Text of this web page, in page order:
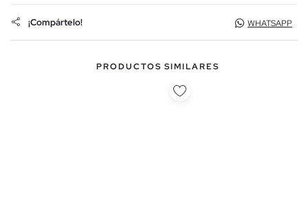
¡Compártelo! WHATSAPP
PRODUCTOS SIMILARES